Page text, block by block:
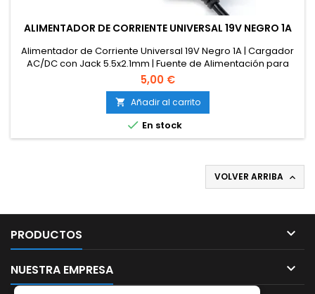
ALIMENTADOR DE CORRIENTE UNIVERSAL 19V NEGRO 1A
Alimentador de Corriente Universal 19V Negro 1A | Cargador
AC/DC con Jack 5.5x2.1mm | Fuente de Alimentación para
Router, Cámaras de Seguridad e Impresoras
5,00 €
 Añadir al carrito
 En stock
VOLVER ARRIBA 
PRODUCTOS 
NUESTRA EMPRESA 